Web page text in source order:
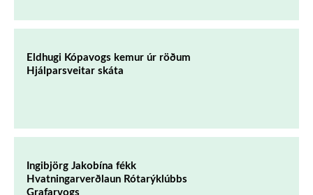
Eldhugi Kópavogs kemur úr röðum
Hjálparsveitar skáta
Ingibjörg Jakobína fékk
Hvatningarverðlaun Rótarýklúbbs
Grafarvogs